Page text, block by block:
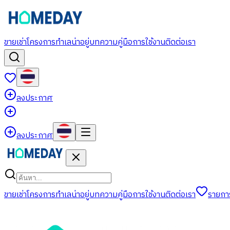
ขายเช่าโครงการทำเลน่าอยู่บทความคู่มือการใช้งานติดต่อเรา
ลงประกาศ
ลงประกาศ
ขายเช่าโครงการทำเลน่าอยู่บทความคู่มือการใช้งานติดต่อเรา รายก